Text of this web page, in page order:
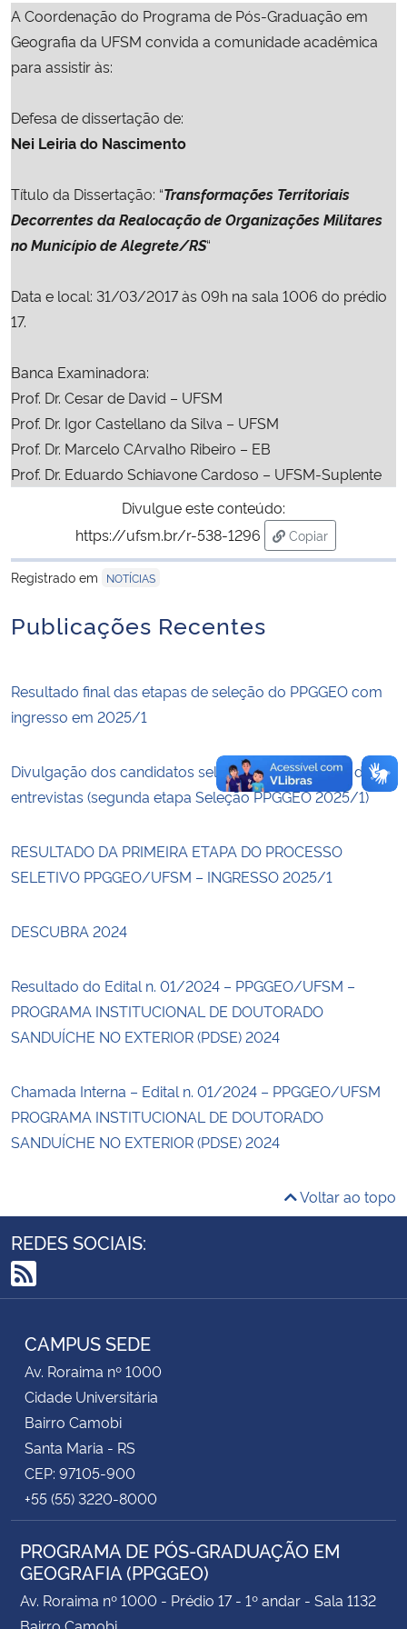
Ministério da Cidadania
Ministério da Saúde
Ministério de Minas e Energia
Ministério do Meio Ambiente
Ministério do Turismo
Ministério do Desenvolvimento Regional
Ministério da Mulher, da Família e dos Direitos Humanos
Secretaria-Geral
Gabinete de Segurança Institucional
Banco Central do Brasil
Planalto
A Coordenação do Programa de Pós-Graduação em
Geografia da UFSM convida a comunidade acadêmica
para assistir às:
Defesa de dissertação de:
Nei Leiria do Nascimento
Título da Dissertação: “Transformações Territoriais
Decorrentes da Realocação de Organizações Militares
no Município de Alegrete/RS“
Data e local: 31/03/2017 às 09h na sala 1006 do prédio
17.
Banca Examinadora:
Prof. Dr. Cesar de David – UFSM
Prof. Dr. Igor Castellano da Silva – UFSM
Prof. Dr. Marcelo CArvalho Ribeiro – EB
Prof. Dr. Eduardo Schiavone Cardoso – UFSM-Suplente
Divulgue este conteúdo:
https://ufsm.br/r-538-1296
Copiar
para área de
Registrado em
NOTÍCIAS
Publicações Recentes
Resultado final das etapas de seleção do PPGGEO com
ingresso em 2025/1
Divulgação dos candidatos selecionados e horário das
entrevistas (segunda etapa Seleção PPGGEO 2025/1)
RESULTADO DA PRIMEIRA ETAPA DO PROCESSO
SELETIVO PPGGEO/UFSM – INGRESSO 2025/1
DESCUBRA 2024
Resultado do Edital n. 01/2024 – PPGGEO/UFSM –
PROGRAMA INSTITUCIONAL DE DOUTORADO
SANDUÍCHE NO EXTERIOR (PDSE) 2024
Chamada Interna – Edital n. 01/2024 – PPGGEO/UFSM
PROGRAMA INSTITUCIONAL DE DOUTORADO
SANDUÍCHE NO EXTERIOR (PDSE) 2024
Voltar ao topo
REDES SOCIAIS:
RSS
CAMPUS SEDE
Av. Roraima nº 1000
Cidade Universitária
Bairro Camobi
Santa Maria - RS
CEP: 97105-900
+55 (55) 3220-8000
PROGRAMA DE PÓS-GRADUAÇÃO EM
GEOGRAFIA (PPGGEO)
Av. Roraima nº 1000 - Prédio 17 - 1º andar - Sala 1132
Bairro Camobi